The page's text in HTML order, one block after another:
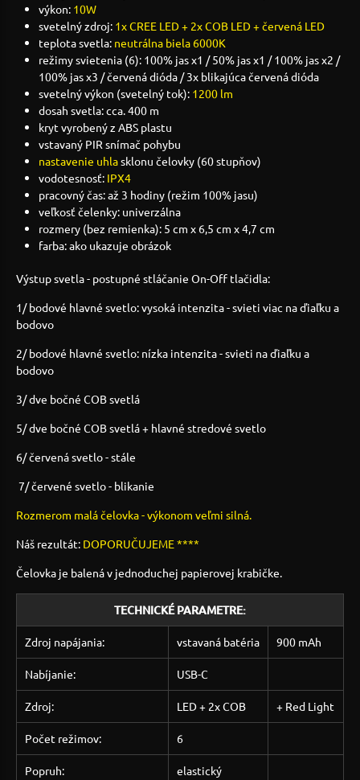
výkon: 10W
svetelný zdroj: 1x CREE LED + 2x COB LED + červená LED
teplota svetla: neutrálna biela 6000K
režimy svietenia (6): 100% jas x1 / 50% jas x1 / 100% jas x2 /
100% jas x3 / červená dióda / 3x blikajúca červená dióda
svetelný výkon (svetelný tok): 1200 lm
dosah svetla: cca. 400 m
kryt vyrobený z ABS plastu
vstavaný PIR snímač pohybu
nastavenie uhlasklonu čelovky (60 stupňov)
vodotesnosť: IPX4
pracovný čas: až 3 hodiny (režim 100% jasu)
veľkosť čelenky: univerzálna
rozmery (bez remienka): 5 cm x 6,5 cm x 4,7 cm
farba: ako ukazuje obrázok
Výstup svetla - postupné stláčanie On-Off tlačidla:
1/ bodové hlavné svetlo: vysoká intenzita - svieti viac na ďiaľku a
bodovo
2/ bodové hlavné svetlo: nízka intenzita - svieti na ďiaľku a
bodovo
3/ dve bočné COB svetlá
5/ dve bočné COB svetlá + hlavné stredové svetlo
6/ červená svetlo - stále
7/ červené svetlo - blikanie
Rozmerom malá čelovka - výkonom veľmi silná.
Náš rezultát: DOPORUČUJEME ****
Čelovka je balená v jednoduchej papierovej krabičke.
TECHNICKÉ PARAMETRE:
Zdroj napájania: vstavaná batéria 900 mAh
Nabíjanie: USB-C
Zdroj: LED + 2x COB + Red Light
Počet režimov: 6
Popruh: elastický